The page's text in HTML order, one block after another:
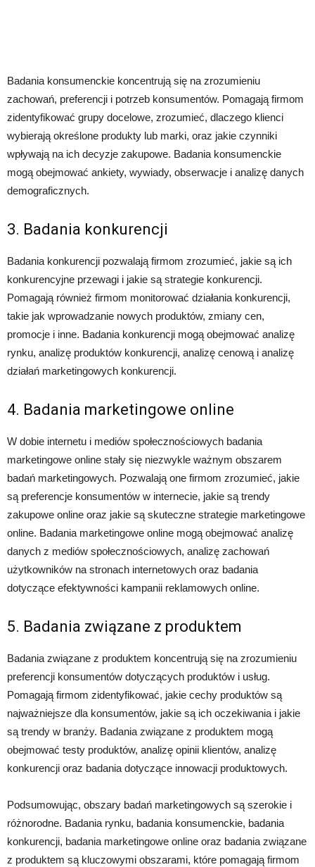
Badania konsumenckie koncentrują się na zrozumieniu
zachowań, preferencji i potrzeb konsumentów. Pomagają firmom
zidentyfikować grupy docelowe, zrozumieć, dlaczego klienci
wybierają określone produkty lub marki, oraz jakie czynniki
wpływają na ich decyzje zakupowe. Badania konsumenckie
mogą obejmować ankiety, wywiady, obserwacje i analizę danych
demograficznych.
3. Badania konkurencji
Badania konkurencji pozwalają firmom zrozumieć, jakie są ich
konkurencyjne przewagi i jakie są strategie konkurencji.
Pomagają również firmom monitorować działania konkurencji,
takie jak wprowadzanie nowych produktów, zmiany cen,
promocje i inne. Badania konkurencji mogą obejmować analizę
rynku, analizę produktów konkurencji, analizę cenową i analizę
działań marketingowych konkurencji.
4. Badania marketingowe online
W dobie internetu i mediów społecznościowych badania
marketingowe online stały się niezwykle ważnym obszarem
badań marketingowych. Pozwalają one firmom zrozumieć, jakie
są preferencje konsumentów w internecie, jakie są trendy
zakupowe online oraz jakie są skuteczne strategie marketingowe
online. Badania marketingowe online mogą obejmować analizę
danych z mediów społecznościowych, analizę zachowań
użytkowników na stronach internetowych oraz badania
dotyczące efektywności kampanii reklamowych online.
5. Badania związane z produktem
Badania związane z produktem koncentrują się na zrozumieniu
preferencji konsumentów dotyczących produktów i usług.
Pomagają firmom zidentyfikować, jakie cechy produktów są
najważniejsze dla konsumentów, jakie są ich oczekiwania i jakie
są trendy w branży. Badania związane z produktem mogą
obejmować testy produktów, analizę opinii klientów, analizę
konkurencji oraz badania dotyczące innowacji produktowych.
Podsumowując, obszary badań marketingowych są szerokie i
różnorodne. Badania rynku, badania konsumenckie, badania
konkurencji, badania marketingowe online oraz badania związane
z produktem są kluczowymi obszarami, które pomagają firmom